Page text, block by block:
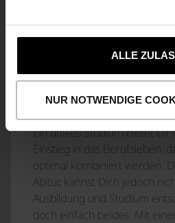
ALLE
NUR NOTWENDIGE
M/W/D
STUDIEREN UND GELD
Ein duales Studium bietet
Einstieg in das Berufsleben,
optimal kombiniert werden.
Abitur, kannst Dich jedoch
Ausbildung und Studium
doch einfach beides. Mit